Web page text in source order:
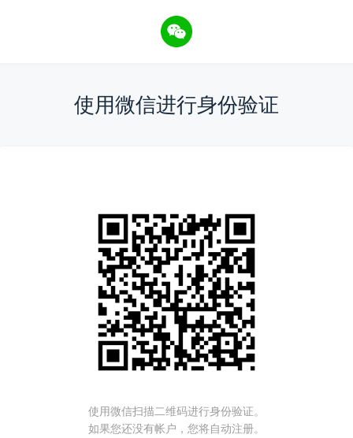
使用微信进行身份验证
使用微信扫描二维码进行身份验证。
如果您还没有帐户，您将自动注册。